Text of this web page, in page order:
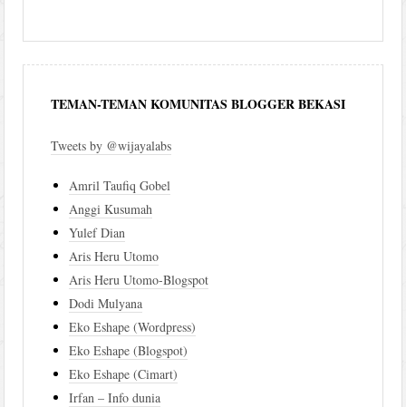
TEMAN-TEMAN KOMUNITAS BLOGGER BEKASI
Tweets by @wijayalabs
Amril Taufiq Gobel
Anggi Kusumah
Yulef Dian
Aris Heru Utomo
Aris Heru Utomo-Blogspot
Dodi Mulyana
Eko Eshape (Wordpress)
Eko Eshape (Blogspot)
Eko Eshape (Cimart)
Irfan – Info dunia